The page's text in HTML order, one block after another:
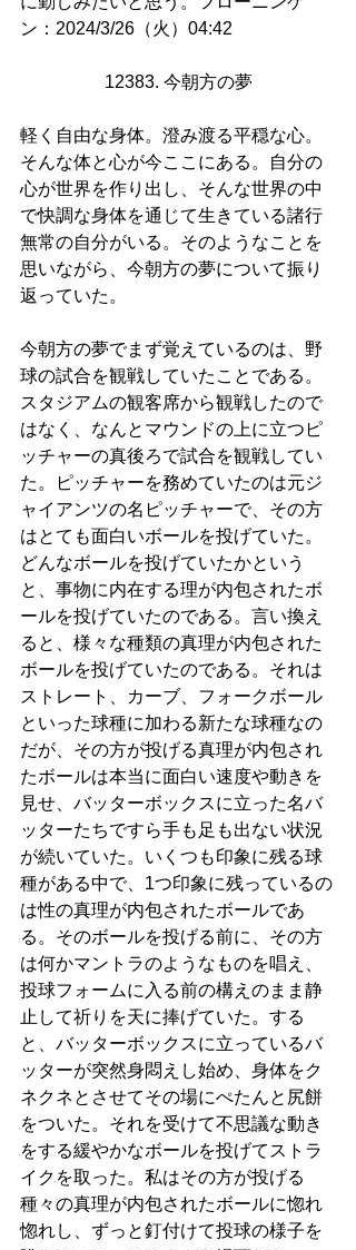
ン：2024/3/26（火）04:42
12383. 今朝方の夢
軽く自由な身体。澄み渡る平穏な心。
そんな体と心が今ここにある。自分の
心が世界を作り出し、そんな世界の中
で快調な身体を通じて生きている諸行
無常の自分がいる。そのようなことを
思いながら、今朝方の夢について振り
返っていた。
今朝方の夢でまず覚えているのは、野
球の試合を観戦していたことである。
スタジアムの観客席から観戦したので
はなく、なんとマウンドの上に立つピ
ッチャーの真後ろで試合を観戦してい
た。ピッチャーを務めていたのは元ジ
ャイアンツの名ピッチャーで、その方
はとても面白いボールを投げていた。
どんなボールを投げていたかという
と、事物に内在する理が内包されたボ
ールを投げていたのである。言い換え
ると、様々な種類の真理が内包された
ボールを投げていたのである。それは
ストレート、カーブ、フォークボール
といった球種に加わる新たな球種なの
だが、その方が投げる真理が内包され
たボールは本当に面白い速度や動きを
見せ、バッターボックスに立った名バ
ッターたちですら手も足も出ない状況
が続いていた。いくつも印象に残る球
種がある中で、1つ印象に残っているの
は性の真理が内包されたボールであ
る。そのボールを投げる前に、その方
は何かマントラのようなものを唱え、
投球フォームに入る前の構えのまま静
止して祈りを天に捧げていた。する
と、バッターボックスに立っているバ
ッターが突然身悶えし始め、身体をク
ネクネとさせてその場にぺたんと尻餅
をついた。それを受けて不思議な動き
をする緩やかなボールを投げてストラ
イクを取った。私はその方が投げる
種々の真理が内包されたボールに惚れ
惚れし、ずっと釘付けて投球の様子を